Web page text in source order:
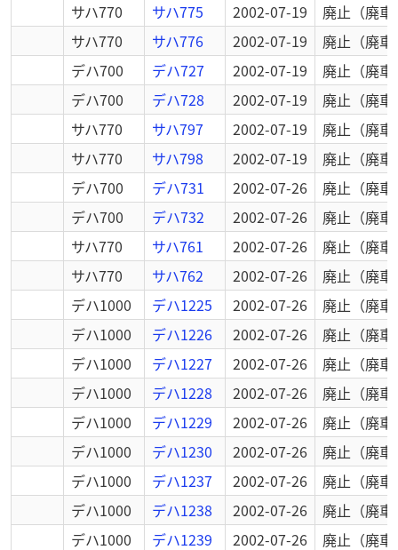
サハ770
サハ775 2002-07-19 廃止 （廃
サハ770
サハ776 2002-07-19 廃止 （廃
デハ700
デハ727 2002-07-19 廃止 （廃
デハ700
デハ728 2002-07-19 廃止 （廃
サハ770
サハ797 2002-07-19 廃止 （廃
サハ770
サハ798 2002-07-19 廃止 （廃
デハ700
デハ731 2002-07-26 廃止 （廃
デハ700
デハ732 2002-07-26 廃止 （廃
サハ770
サハ761 2002-07-26 廃止 （廃
サハ770
サハ762 2002-07-26 廃止 （廃
デハ1000
デハ1225 2002-07-26 廃止 （廃
デハ1000
デハ1226 2002-07-26 廃止 （廃
デハ1000
デハ1227 2002-07-26 廃止 （廃
デハ1000
デハ1228 2002-07-26 廃止 （廃
デハ1000
デハ1229 2002-07-26 廃止 （廃
デハ1000
デハ1230 2002-07-26 廃止 （廃
デハ1000
デハ1237 2002-07-26 廃止 （廃
デハ1000
デハ1238 2002-07-26 廃止 （廃
デハ1000
デハ1239 2002-07-26 廃止 （廃